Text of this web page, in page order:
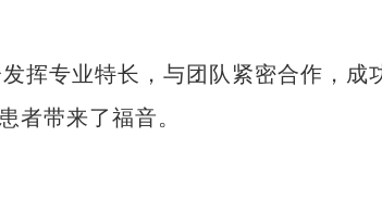
专业特长，与团队紧密合作，成
者带来了福音。